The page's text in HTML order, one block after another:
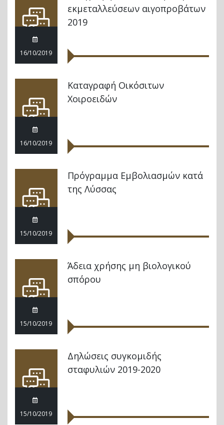
16/10/2019
εκμεταλλεύσεων αιγοπροβάτων
2019
16/10/2019
Καταγραφή Οικόσιτων
Χοιροειδών
15/10/2019
Πρόγραμμα Εμβολιασμών κατά
της Λύσσας
15/10/2019
Άδεια χρήσης μη βιολογικού
σπόρου
15/10/2019
Δηλώσεις συγκομιδής
σταφυλιών 2019-2020